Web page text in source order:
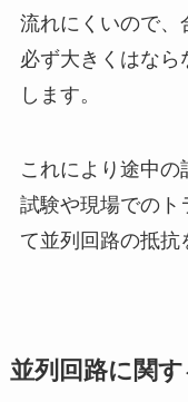
流れにくいので、
必ず大きくはな
します。
これにより途中の
試験や現場でのト
て並列回路の抵抗
並列回路に関